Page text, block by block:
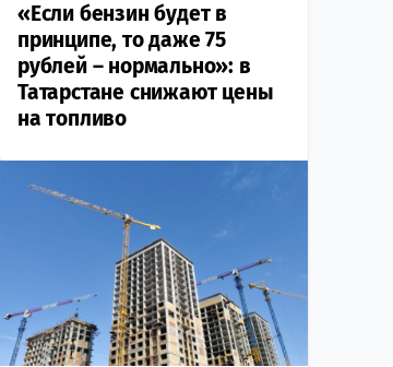
«Если бензин будет в
принципе, то даже 75
рублей – нормально»: в
Татарстане снижают цены
на топливо